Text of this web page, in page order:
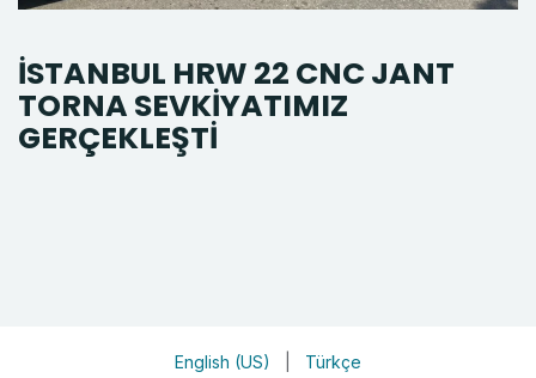
İSTANBUL HRW 22 CNC JANT
TORNA SEVKİYATIMIZ
GERÇEKLEŞTİ
English (US) Türkçe